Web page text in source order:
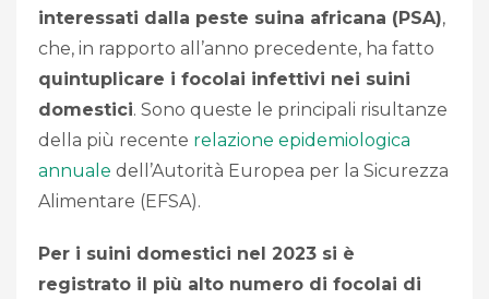
interessati dalla peste suina africana (PSA),
che, in rapporto all’anno precedente, ha fatto
quintuplicare i focolai infettivi nei suini
domestici. Sono queste le principali risultanze
della più recente relazione epidemiologica
annuale dell’Autorità Europea per la Sicurezza
Alimentare (EFSA).
Per i suini domestici nel 2023 si è
registrato il più alto numero di focolai di